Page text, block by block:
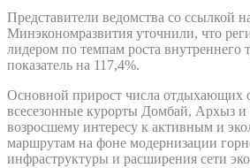
Представители ведомства со ссылкой
Минэкономразвития уточнили, что
лидером по темпам роста внутреннего
показатель на 117,4%.
Основной прирост числа отдыхающих
всесезонные курорты Домбай, Архыз и
возросшему интересу к активным и
маршрутам на фоне модернизации
инфраструктуры и расширения сети